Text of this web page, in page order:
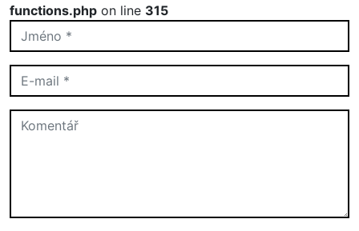
functions.php on line 315